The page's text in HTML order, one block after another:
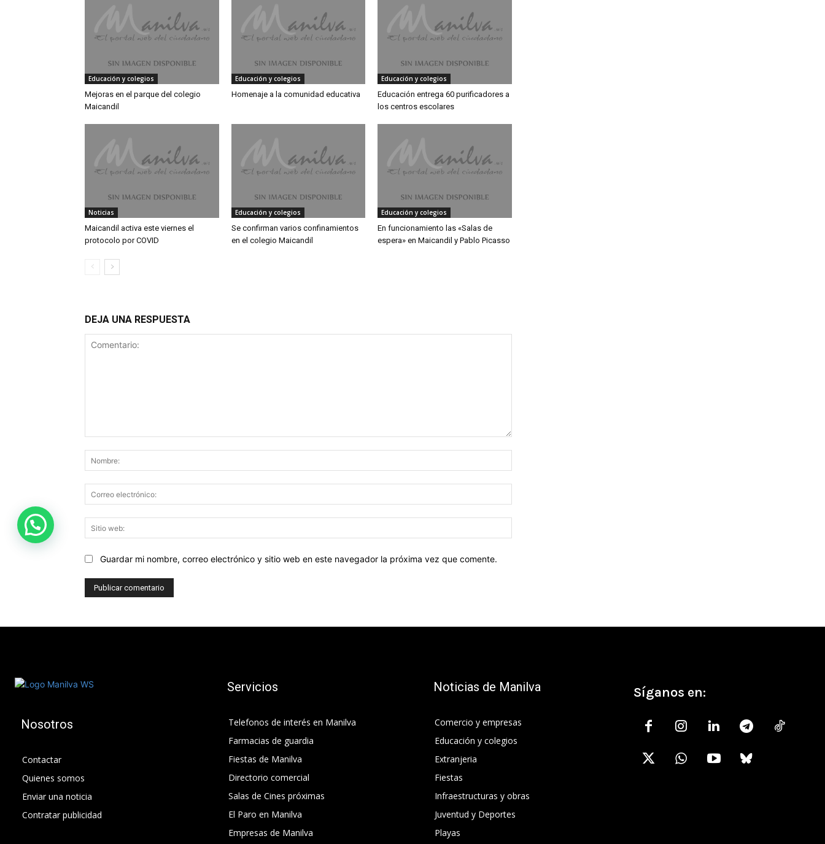
Educación y colegios
Mejoras en el parque del colegio
Maicandil
Educación y colegios
Homenaje a la comunidad educativa
Educación y colegios
Educación entrega 60 purificadores a
los centros escolares
Noticias
Maicandil activa este viernes el
protocolo por COVID
Educación y colegios
Se confirman varios confinamientos
en el colegio Maicandil
Educación y colegios
En funcionamiento las «Salas de
espera» en Maicandil y Pablo Picasso
DEJA UNA RESPUESTA
electrónico:
web:
Guardar mi nombre, correo electrónico y sitio web en este navegador la próxima vez que comente.
Nosotros
Contactar
Quienes somos
Enviar una noticia
Contratar publicidad
Servicios
Telefonos de interés en Manilva
Farmacias de guardia
Fiestas de Manilva
Directorio comercial
Salas de Cines próximas
El Paro en Manilva
Empresas de Manilva
Noticias de Manilva
Comercio y empresas
Educación y colegios
Extranjeria
Fiestas
Infraestructuras y obras
Juventud y Deportes
Playas
Síganos en: